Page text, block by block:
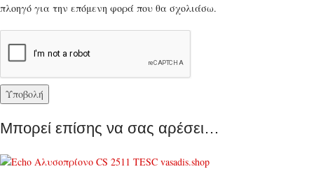
πλοηγό για την επόμενη φορά που θα σχολιάσω.
Μπορεί επίσης να σας αρέσει…